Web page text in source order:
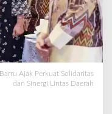
Ajak Perkuat Solidaritas
dan Sinergi Lintas Daerah